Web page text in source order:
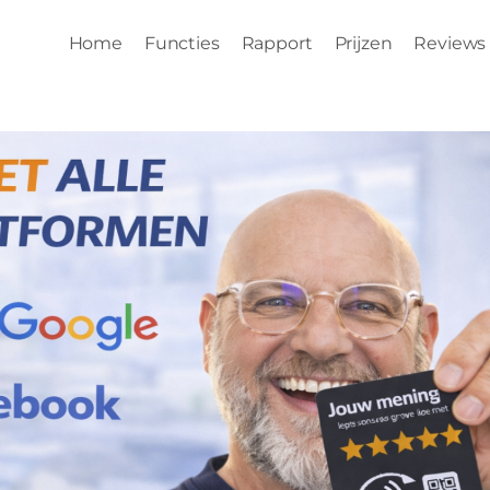
Home Functies Rapport Prijzen Reviews